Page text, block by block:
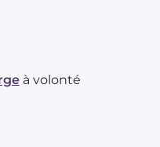
à volonté